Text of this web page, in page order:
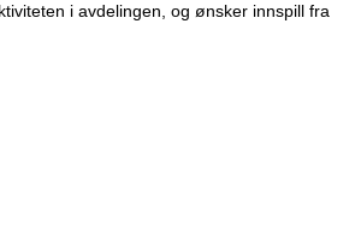
i avdelingen, og ønsker innspill fra